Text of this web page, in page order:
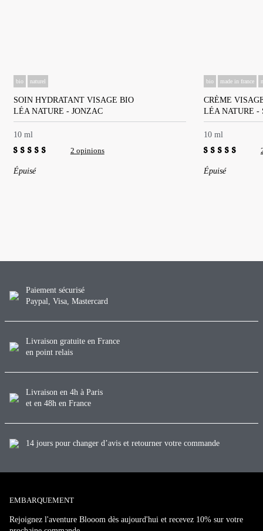
bio naturel
SOIN HYDRATANT VISAGE BIO
LÉA NATURE - JONZAC
10 ml
2 opinions
Épuisé
bio made in france
CRÈME
LÉA NATURE -
10 ml
Épuisé
Paiement sécurisé
Paypal, Visa, Mastercard
Livraison gratuite en France
en point relais
Livraison en 4h à Paris
et en 48h en France
14 jours pour changer d’avis et retourner votre commande
EMBARQUEMENT
Rejoignez l'aventure Blooom dès aujourd'hui et recevez 10% sur votre